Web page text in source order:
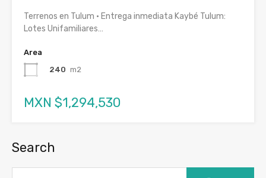
Terrenos en Tulum · Entrega inmediata Kaybé Tulum:
Lotes Unifamiliares…
Area
240 m2
MXN $1,294,530
Search